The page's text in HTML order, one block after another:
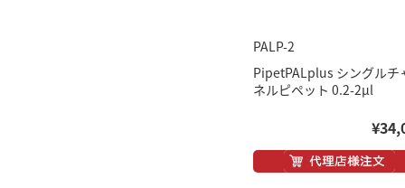
PALP-2
PipetPALplus シングルチ
ネルピペット 0.2-2μl